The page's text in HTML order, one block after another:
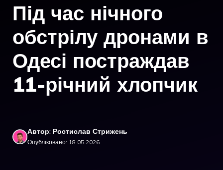
Під час нічного
обстрілу дронами в
Одесі постраждав
11-річний хлопчик
Автор: Ростислав Стрижень
Опубліковано: 18.05.2026